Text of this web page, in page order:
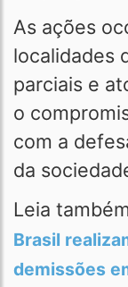
As ações
localidades
parciais e
o
com a
da
Leia
Brasil
demissões